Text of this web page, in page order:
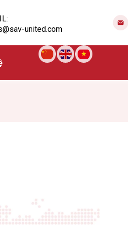
united.com